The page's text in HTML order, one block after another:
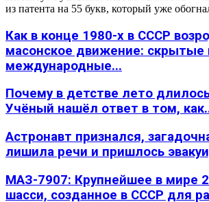
из патента на 55 букв, который уже
Как в конце 1980-х в СССР
масонское движение: скрытые
международные...
Почему в детстве лето
Учёный нашёл ответ в том,
Астронавт признался,
лишила речи и пришлось
МАЗ-7907: Крупнейшее в мире
шасси, созданное в СССР для